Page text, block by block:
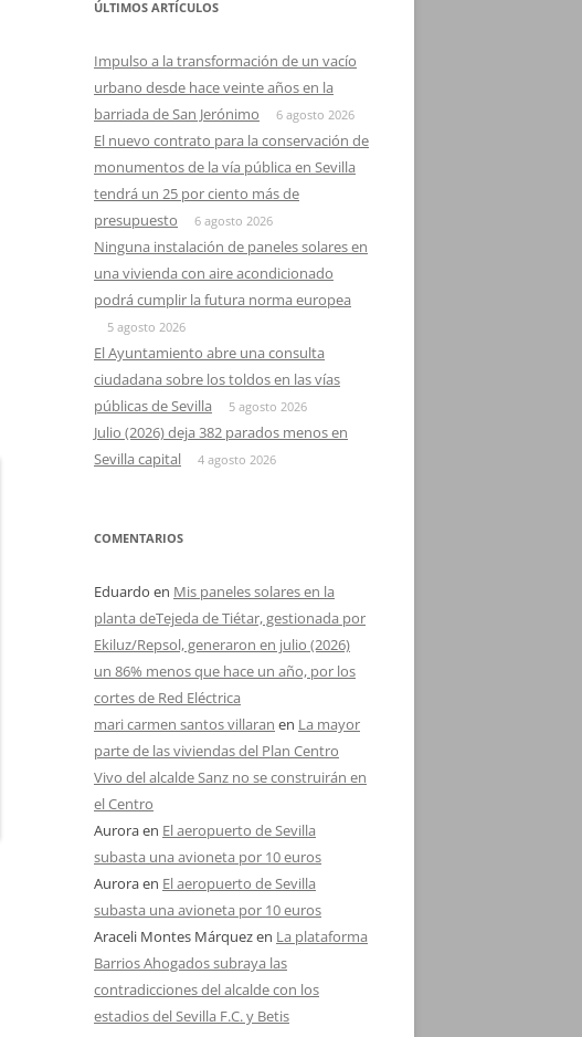
ÚLTIMOS ARTÍCULOS
Impulso a la transformación de un vacío
urbano desde hace veinte años en la
barriada de San Jerónimo
6 agosto 2026
El nuevo contrato para la conservación de
monumentos de la vía pública en Sevilla
tendrá un 25 por ciento más de
presupuesto
6 agosto 2026
Ninguna instalación de paneles solares en
una vivienda con aire acondicionado
podrá cumplir la futura norma europea
5 agosto 2026
El Ayuntamiento abre una consulta
ciudadana sobre los toldos en las vías
públicas de Sevilla
5 agosto 2026
Julio (2026) deja 382 parados menos en
Sevilla capital
4 agosto 2026
COMENTARIOS
Eduardo en Mis paneles solares en la
planta deTejeda de Tiétar, gestionada por
Ekiluz/Repsol, generaron en julio (2026)
un 86% menos que hace un año, por los
cortes de Red Eléctrica
mari carmen santos villaran en La mayor
parte de las viviendas del Plan Centro
Vivo del alcalde Sanz no se construirán en
el Centro
Auroraen El aeropuerto de Sevilla
subasta una avioneta por 10 euros
Auroraen El aeropuerto de Sevilla
subasta una avioneta por 10 euros
Araceli Montes Márquezen La plataforma
Barrios Ahogados subraya las
contradicciones del alcalde con los
estadios del Sevilla F.C. y Betis